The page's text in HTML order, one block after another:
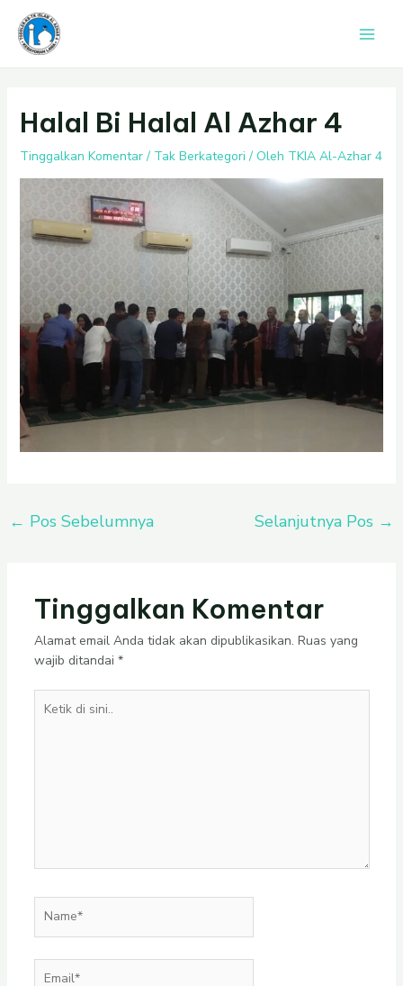
Lewati
konten
Halal Bi Halal Al Azhar 4
Tinggalkan Komentar / Tak Berkategori / Oleh TKIA Al-Azhar 4
navigation
← Pos Sebelumnya Selanjutnya Pos →
Tinggalkan Komentar
Alamat email Anda tidak akan dipublikasikan. Ruas yang
wajib ditandai *